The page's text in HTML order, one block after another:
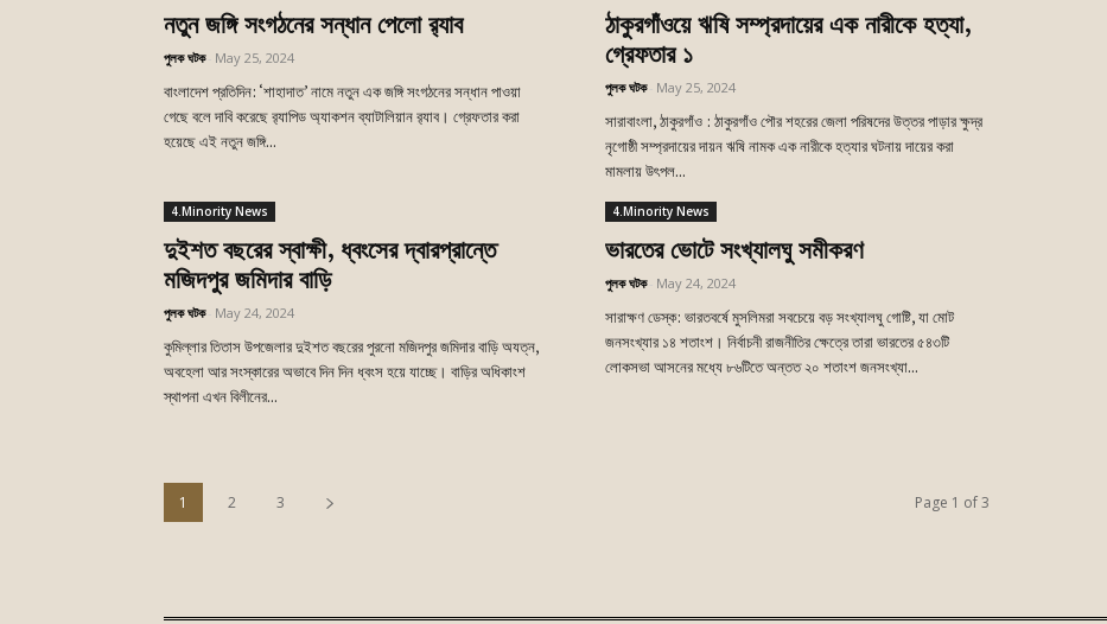
নতুন জঙ্গি সংগঠনের সন্ধান পেলো র‍্যাব
পুলক ঘটক May 25, 2024
বাংলাদেশ প্রতিদিন: ‘শাহাদাত’ নামে নতুন এক জঙ্গি সংগঠনের সন্ধান পাওয়া
গেছে বলে দাবি করেছে র‍্যাপিড অ্যাকশন ব্যাটালিয়ান র‍্যাব। গ্রেফতার করা
হয়েছে এই নতুন জঙ্গি...
ঠাকুরগাঁওয়ে ঋষি সম্প্রদায়ের এক নারীকে হত্যা,
গ্রেফতার ১
পুলক ঘটক May 25, 2024
সারাবাংলা, ঠাকুরগাঁও : ঠাকুরগাঁও পৌর শহরের জেলা পরিষদের উত্তর পাড়ার ক্ষুদ্র
নৃগোষ্ঠী সম্প্রদায়ের দায়ন ঋষি নামক এক নারীকে হত্যার ঘটনায় দায়ের করা
মামলায় উৎপল...
4.Minority News
দুইশত বছরের স্বাক্ষী, ধ্বংসের দ্বারপ্রান্তে
মজিদপুর জমিদার বাড়ি
পুলক ঘটক May 24, 2024
কুমিল্লার তিতাস উপজেলার দুইশত বছরের পুরনো মজিদপুর জমিদার বাড়ি অযত্ন,
অবহেলা আর সংস্কারের অভাবে দিন দিন ধ্বংস হয়ে যাচ্ছে। বাড়ির অধিকাংশ
স্থাপনা এখন বিলীনের...
4.Minority News
ভারতের ভোটে সংখ্যালঘু সমীকরণ
পুলক ঘটক May 24, 2024
সারাক্ষণ ডেস্ক: ভারতবর্ষে মুসলিমরা সবচেয়ে বড় সংখ্যালঘু গোষ্টি, যা মোট
জনসংখ্যার ১৪ শতাংশ। নির্বাচনী রাজনীতির ক্ষেত্রে তারা ভারতের ৫৪৩টি
লোকসভা আসনের মধ্যে ৮৬টিতে অন্তত ২০ শতাংশ জনসংখ্যা...
1 2 3 Page 1 of 3